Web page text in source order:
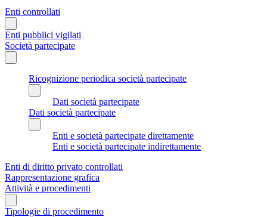
Enti controllati
Enti pubblici vigilati
Società partecipate
Ricognizione periodica società partecipate
Dati società partecipate
Dati società partecipate
Enti e società partecipate direttamente
Enti e società partecipate indirettamente
Enti di diritto privato controllati
Rappresentazione grafica
Attività e procedimenti
Tipologie di procedimento